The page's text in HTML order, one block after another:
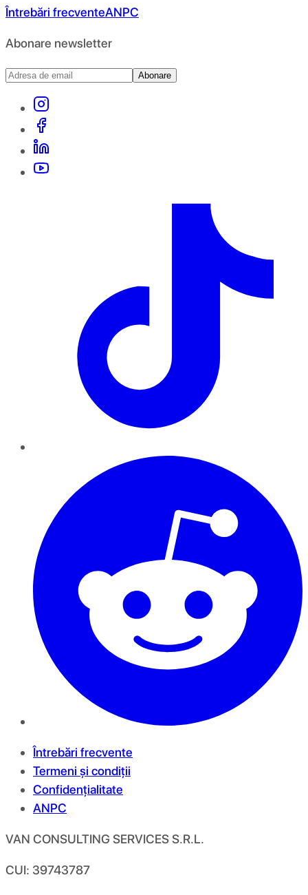
Întrebări frecventeANPC
Abonare newsletter
Abonare
Întrebări frecvente
Termeni și condiții
Confidențialitate
ANPC
VAN CONSULTING SERVICES S.R.L.
CUI: 39743787